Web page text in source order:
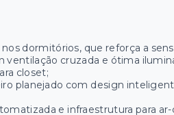
dormitórios, que reforça a
cruzada e ótima
closet;
planejado com design
e infraestrutura para